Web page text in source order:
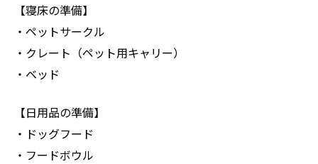
【寝床の準備】
・ペットサークル
・クレート（ペット用キャリー）
・ベッド
【日用品の準備】
・ドッグフード
・フードボウル